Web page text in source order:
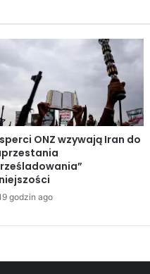
i
s
W
s
c
h
:
r
ONZ wzywają Iran do
godzin ago